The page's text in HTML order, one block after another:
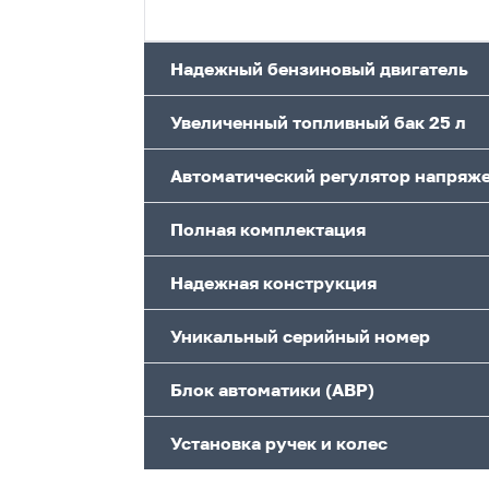
Надежный бензиновый двигатель
Увеличенный топливный бак 25 л
Автоматический регулятор
Полная комплектация
Надежная конструкция
Уникальный серийный номер
Блок автоматики (АВР)
Установка ручек и колес